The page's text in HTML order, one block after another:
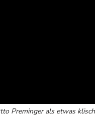
Preminger als etwas